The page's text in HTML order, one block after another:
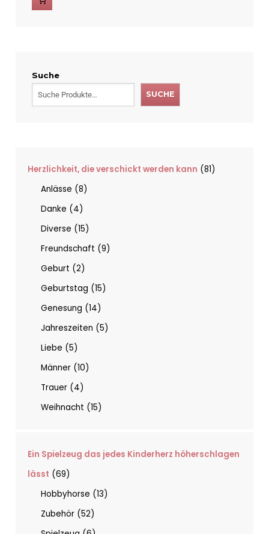
Suche
SUCHE
Herzlichkeit, die verschickt werden kann
81
Anlässe
8
Danke
4
Diverse
15
Freundschaft
9
Geburt
2
Geburtstag
15
Genesung
14
Jahreszeiten
5
Liebe
5
Männer 10
Trauer
4
Weihnacht
15
Ein Spielzeug das jedes Kinderherz höherschlagen
lässt
69
Hobbyhorse
13
Zubehör 52